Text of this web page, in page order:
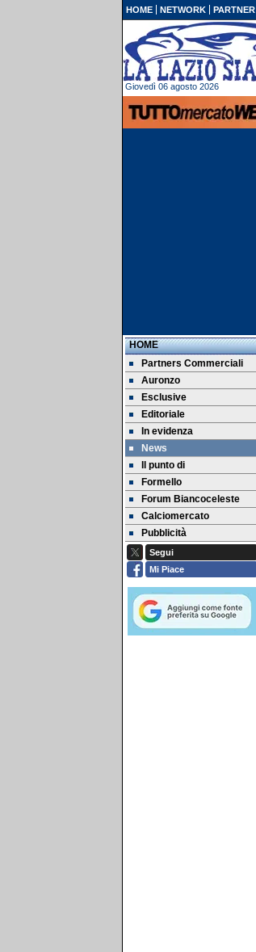
HOME NETWORK PARTNER
Giovedì 06 agosto 2026
HOME
Partners Commerciali
Auronzo
Esclusive
Editoriale
In evidenza
News
Il punto di
Formello
Forum Biancoceleste
Calciomercato
Pubblicità
Segui
Mi Piace